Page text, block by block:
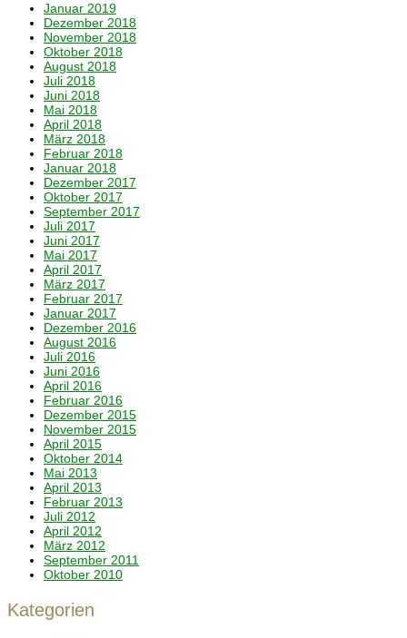
Januar 2019
Dezember 2018
November 2018
Oktober 2018
August 2018
Juli 2018
Juni 2018
Mai 2018
April 2018
März 2018
Februar 2018
Januar 2018
Dezember 2017
Oktober 2017
September 2017
Juli 2017
Juni 2017
Mai 2017
April 2017
März 2017
Februar 2017
Januar 2017
Dezember 2016
August 2016
Juli 2016
Juni 2016
April 2016
Februar 2016
Dezember 2015
November 2015
April 2015
Oktober 2014
Mai 2013
April 2013
Februar 2013
Juli 2012
April 2012
März 2012
September 2011
Oktober 2010
Kategorien